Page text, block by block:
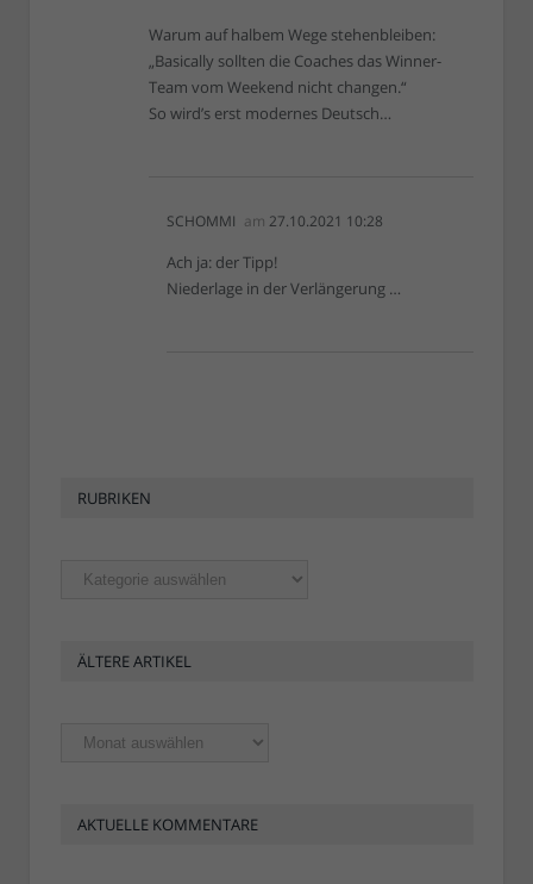
Warum auf halbem Wege stehenbleiben:
„Basically sollten die Coaches das Winner-
Team vom Weekend nicht changen.“
So wird’s erst modernes Deutsch…
SCHOMMI am 27.10.2021 10:28
Ach ja: der Tipp!
Niederlage in der Verlängerung …
RUBRIKEN
Rubriken
ÄLTERE ARTIKEL
Ältere
Artikel
AKTUELLE KOMMENTARE